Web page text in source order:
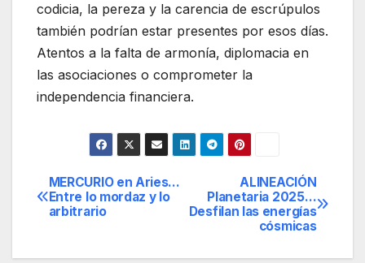
codicia, la pereza y la carencia de escrúpulos
también podrían estar presentes por esos días.
Atentos a la falta de armonía, diplomacia en
las asociaciones o comprometer la
independencia financiera.
Navegación
de
ALINEACIÓN
Planetaria 2025…
Desfilan las energías
cósmicas
MERCURIO en Aries…
Entre lo mordaz y lo
arbitrario